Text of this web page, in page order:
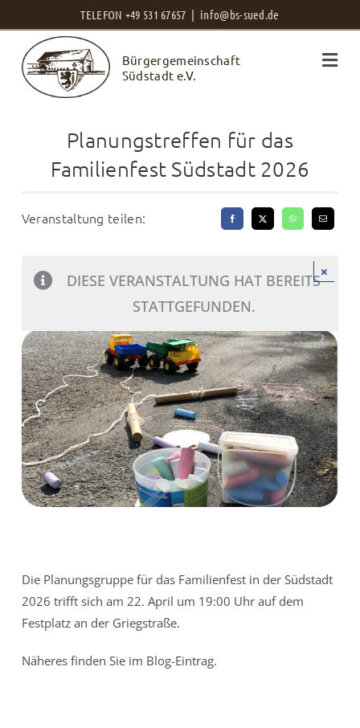
Inhalt
springen
TELEFON +49 531 67657 | info@bs-sued.de
Bürgergemeinschaft
Südstadt e.V.
Planungstreffen für das
Familienfest Südstadt 2026
Veranstaltung teilen:
DIESE VERANSTALTUNG HAT BEREITS
STATTGEFUNDEN.
×
Die Planungsgruppe für das Familienfest in der Südstadt
2026 trifft sich am 22. April um 19:00 Uhr auf dem
Festplatz an der Griegstraße.
Näheres finden Sie im Blog-Eintrag.